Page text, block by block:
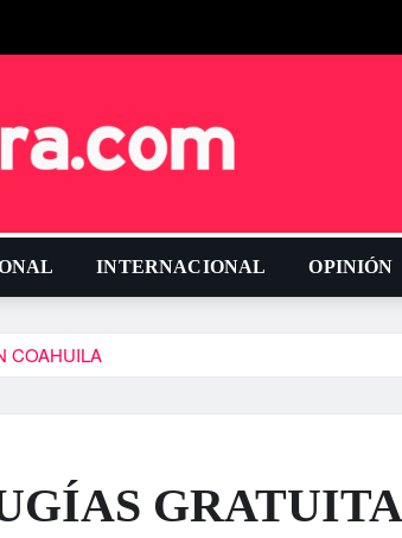
INTERNACIONAL OPINIÓN
COAHUILA